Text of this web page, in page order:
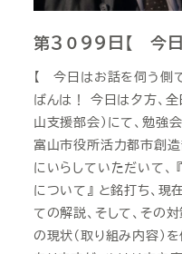
第３０９９日【 今
【 今日はお話を伺う側
ばんは！ 今日は夕方、
山支援部会）にて、勉強
富山市役所活力都市創
にいらしていただいて、
について』 と銘打ち、
ての解説、そして、その
の現状（取り組み内容）